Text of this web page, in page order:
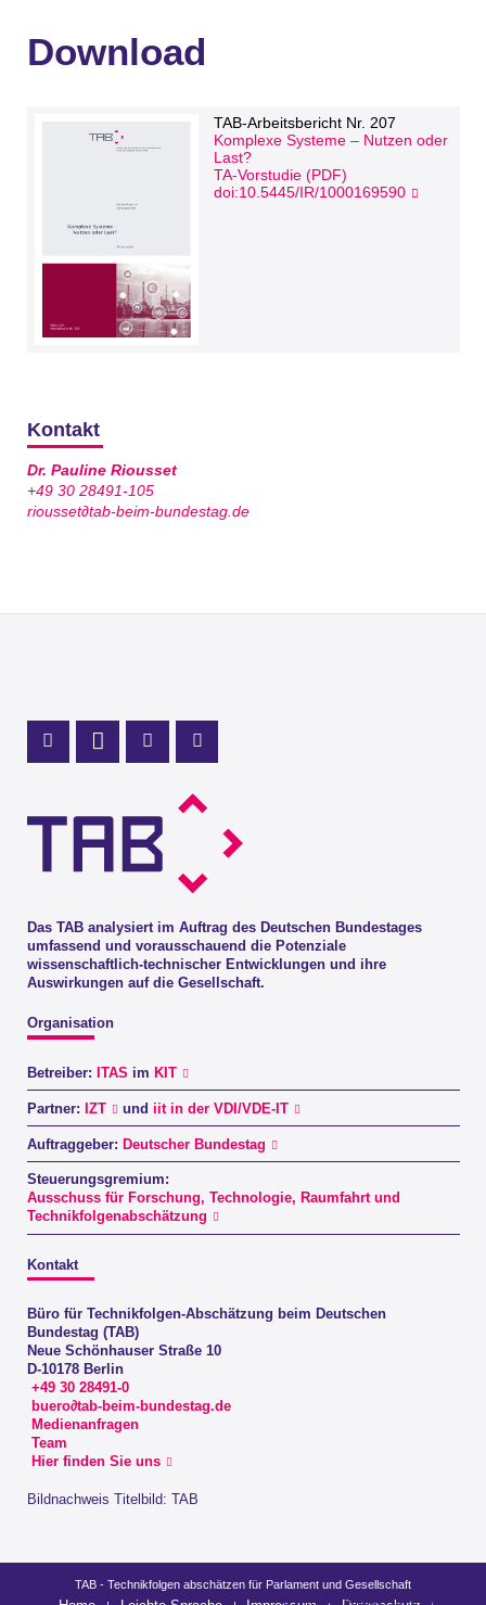
Download
TAB-Arbeitsbericht Nr. 207
Komplexe Systeme – Nutzen oder
Last?
TA-Vorstudie (PDF)
doi:10.5445/IR/1000169590
Kontakt
Dr. Pauline Riousset
+49 30 28491-105
riousset∂tab-beim-bundestag.de
Das TAB analysiert im Auftrag des Deutschen Bundestages
umfassend und vorausschauend die Potenziale
wissenschaftlich-technischer Entwicklungen und ihre
Auswirkungen auf die Gesellschaft.
Organisation
Betreiber: ITAS im KIT
Partner: IZT und iit in der VDI/VDE-IT
Auftraggeber: Deutscher Bundestag
Steuerungsgremium:
Ausschuss für Forschung, Technologie, Raumfahrt und
Technikfolgenabschätzung
Kontakt
Büro für Technikfolgen-Abschätzung beim Deutschen
Bundestag (TAB)
Neue Schönhauser Straße 10
D-10178 Berlin
+49 30 28491-0
buero∂tab-beim-bundestag.de
Medienanfragen
Team
Hier finden Sie uns
Profil Mastodon
LinkedIn Profil
Instagram Profil
Youtube Profil
Bildnachweis Titelbild: TAB
letzte Änderung: 03.07.2026
TAB - Technikfolgen abschätzen für Parlament und Gesellschaft